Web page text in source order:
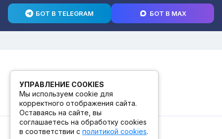
БОТ В TELEGRAM БОТ В MAX
© 2026. ПВЗ! БУТИК.
УПРАВЛЕНИЕ COOKIES
Мы используем cookie для
корректного отображения сайта.
Оставаясь на сайте, вы
соглашаетесь на обработку cookies
в соответствии с политикой cookies.